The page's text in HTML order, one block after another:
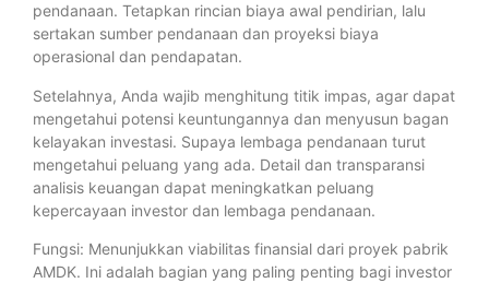
pendanaan. Tetapkan rincian biaya awal pendirian, lalu
sertakan sumber pendanaan dan proyeksi biaya
operasional dan pendapatan.
Setelahnya, Anda wajib menghitung titik impas, agar dapat
mengetahui potensi keuntungannya dan menyusun bagan
kelayakan investasi. Supaya lembaga pendanaan turut
mengetahui peluang yang ada. Detail dan transparansi
analisis keuangan dapat meningkatkan peluang
kepercayaan investor dan lembaga pendanaan.
Fungsi: Menunjukkan viabilitas finansial dari proyek pabrik
AMDK. Ini adalah bagian yang paling penting bagi investor